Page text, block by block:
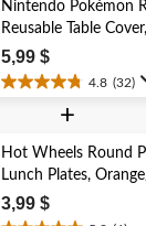
41
évaluations
Nintendo Pokémon
Reusable Table
54x96-in, for
5,99 $
4.8 (32)
4.8
5.
32
évaluations
+
Hot Wheels Round
Lunch Plates,
for Birthday Party
3,99 $